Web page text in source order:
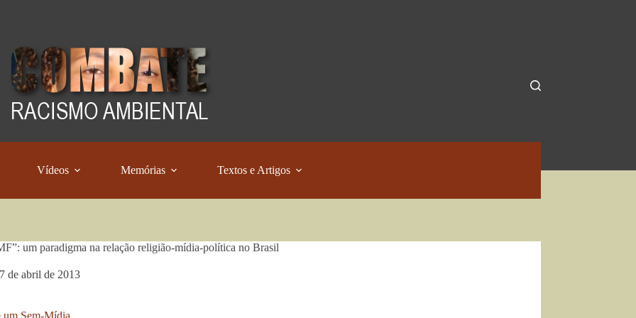
Vídeos Memórias Textos e Artigos
um paradigma na relação religião-mídia-política no Brasil
de abril de 2013
um Sem-Mídia